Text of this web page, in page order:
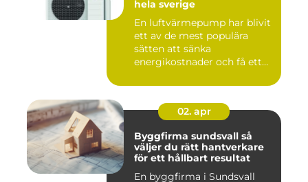
hela sverige
En luftvärmepump har blivit
ett av de mest populära
sätten att sänka
energikostnader och få ett
02. apr
Byggfirma sundsvall så
väljer du rätt hantverkare
för ett hållbart resultat
En byggfirma i Sundsvall